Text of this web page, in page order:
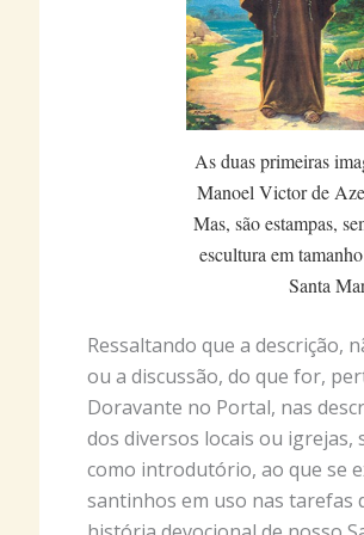
As duas primeiras
Manoel Victor de
Mas, são estampas,
escultura em
Santa
Ressaltando que a descrição,
ou a discussão, do que for,
Doravante no Portal, nas
dos diversos locais ou igrejas,
como introdutório, ao que se
santinhos em uso nas tarefas